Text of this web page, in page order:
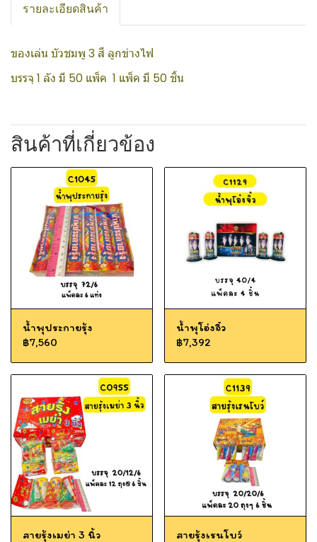
รายละเอียดสินค้า
ของเล่น บัวชมพู 3 สี ลูกข่างไฟ
บรรจุ 1 ลัง มี 50 แพ็ค 1 แพ็ค มี 50 ชิ้น
สินค้าที่เกี่ยวข้อง
น้ำพุประกายรุ้ง
฿7,560
น้ำพุโอ่งจิ๋ว
฿7,392
สายรุ้งเมย่า 3 นิ้ว
สายรุ้งเรนโบว์